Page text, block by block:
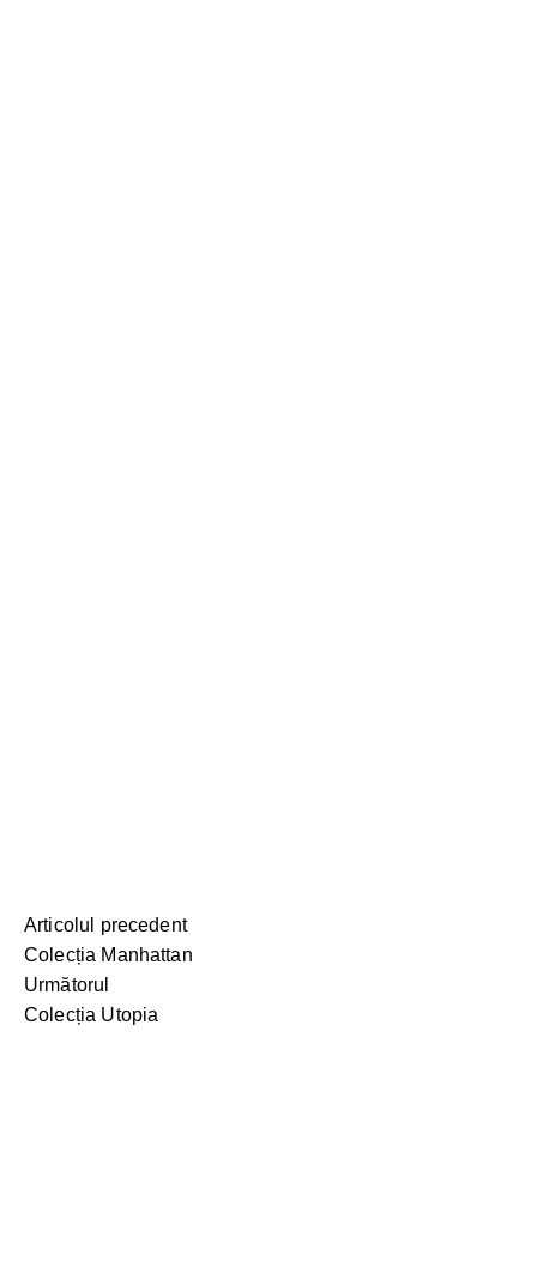
Articolul precedent
Colecția Manhattan
Următorul
Colecția Utopia